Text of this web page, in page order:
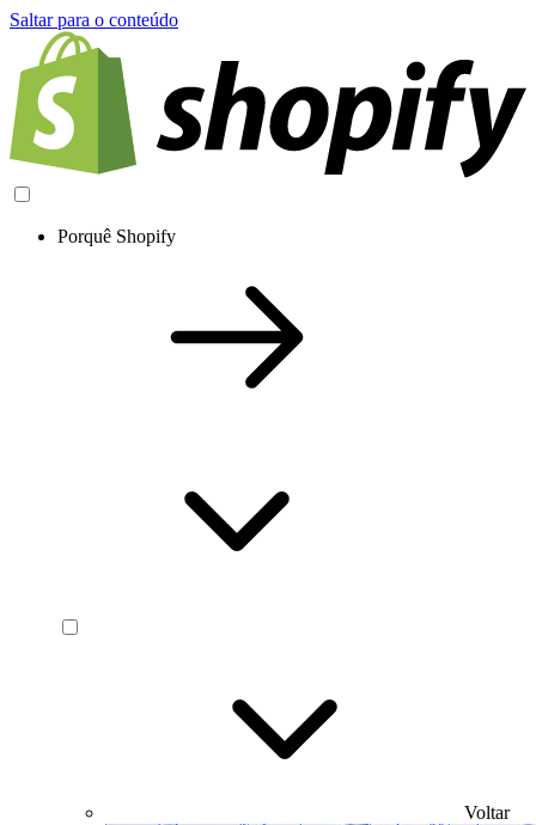
Saltar para o conteúdo
Porquê Shopify
Voltar